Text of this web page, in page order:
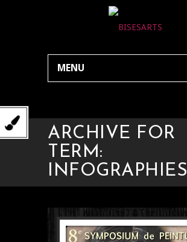
MENU
ARCHIVE FOR
TERM:
INFOGRAPHIES